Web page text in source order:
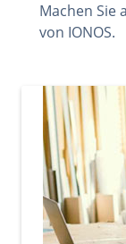
Machen Sie
von IONOS.